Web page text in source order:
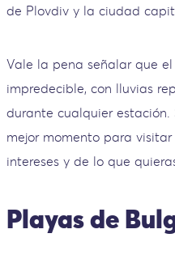
de Plovdiv y la ciudad
Vale la pena señalar que
impredecible, con lluvias
durante cualquier estación.
mejor momento para
intereses y de lo que
Playas de